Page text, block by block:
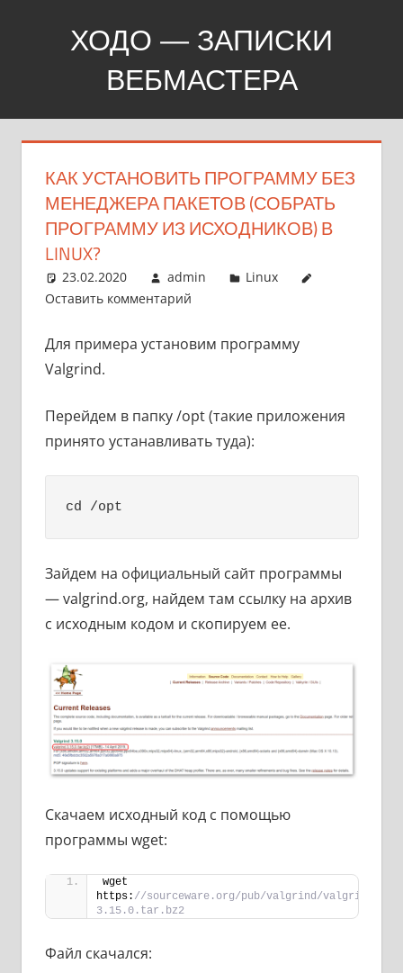
ХОДО — ЗАПИСКИ
ВЕБМАСТЕРА
Создание,
продвижение,
сайтов
КАК УСТАНОВИТЬ ПРОГРАММУ БЕЗ
МЕНЕДЖЕРА ПАКЕТОВ (СОБРАТЬ
ПРОГРАММУ ИЗ ИСХОДНИКОВ) В
LINUX?
23.02.2020 admin
Linux
Оставить комментарий
Для примера установим программу
Valgrind.
Перейдем в папку /opt (такие приложения
принято устанавливать туда):
cd /opt
Зайдем на официальный сайт программы
— valgrind.org, найдем там ссылку на архив
с исходным кодом и скопируем ее.
Скачаем исходный код с помощью
программы wget:
wget
https: //sourceware.org/pub/valgrind/valgrind-
3.15.0.tar.bz2
Файл скачался: